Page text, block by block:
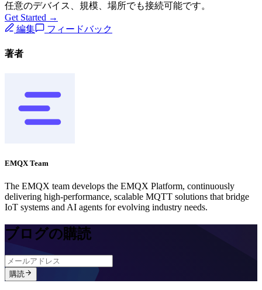
任意のデバイス、規模、場所でも接続可能です。
Get Started →
編集
フィードバック
著者
EMQX Team
The EMQX team develops the EMQX Platform, continuously
delivering high-performance, scalable MQTT solutions that bridge
IoT systems and AI agents for evolving industry needs.
ブログの購読
購読